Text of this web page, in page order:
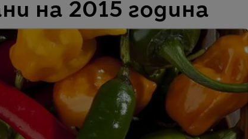
на 2015 година